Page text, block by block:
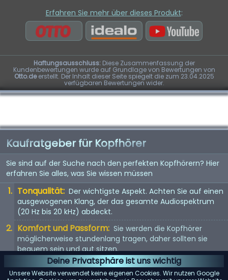
Deine Privatsphäre ist uns wichtig
Unsere Website verwendet keine eigenen Cookies. Wir nutzen Google
Erfahren Sie mehr über dieses Produkt:
Haftungsausschluss:Diese Zusammenfassung der
Kundenbewertungen wurde auf Grundlage von Bewertungen von
Otto.deerstellt. Der Inhalt dieser Seite spiegelt die zum 23.04.2025
verfügbaren Bewertungen wider.
Kaufratgeber für Kopfhörer
Sie sind auf der Suche nach den perfekten Kopfhörern? Hier
erfahren Sie alles, was Sie wissen müssen
Tonqualität: Der wichtigste Aspekt. Achten Sie auf einen
ausgewogenen Klang, der das gesamte Audiospektrum
(20 Hz bis 20 kHz) abdeckt.
Komfort und Passform: Sie werden die Kopfhörer
möglicherweise stundenlang tragen, daher sollten sie
bequem sein und gut sitzen.
Kopfhörertyp: In-Ear, On-Ear oder Over-Ear? Jeder Typ
hat seine Vor- und Nachteile. Wählen Sie entsprechend